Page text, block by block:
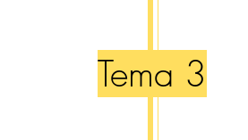
Tema 3